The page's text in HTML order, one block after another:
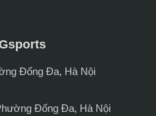
Đống Đa, Hà Nội
Đống Đa, Hà Nội